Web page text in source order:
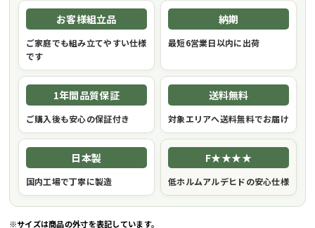
お客様組立品
ご家庭でも組み立てやすい仕様
です
納期
最短6営業日以内に出荷
1年間品質保証
ご購入後も安心の保証付き
送料無料
対象エリアへ送料無料でお届け
日本製
国内工場で丁寧に製造
F★★★★
低ホルムアルデヒドの安心仕様
※サイズは商品の外寸を表記しています。